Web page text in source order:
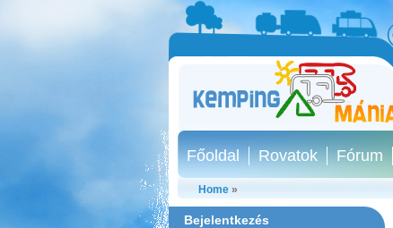
Főoldal Rovatok Fórum
Home»
Bejelentkezés